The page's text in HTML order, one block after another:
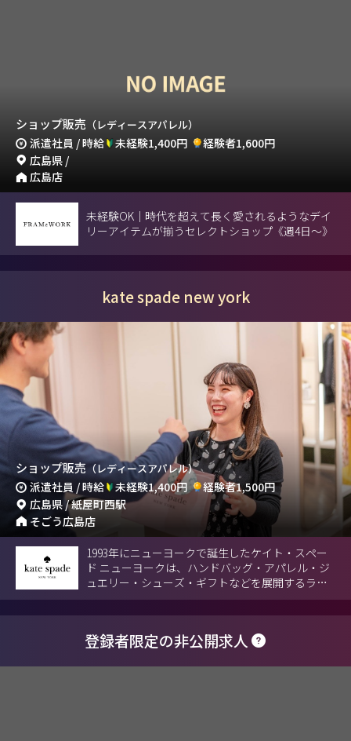
ショップ販売 （レディースアパレル）
派遣社員 / 時給 未経験1,400円
経験者1,600円
広島県 /
広島店
未経験OK｜時代を超えて長く愛されるようなデイ
リーアイテムが揃うセレクトショップ《週4日～》
kate spade new york
ショップ販売 （レディースアパレル）
派遣社員 / 時給 未経験1,400円
経験者1,500円
広島県 / 紙屋町西駅
そごう広島店
1993年にニューヨークで誕生したケイト・スペー
ド ニューヨークは、ハンドバッグ・アパレル・ジ
ュエリー・シューズ・ギフトなどを展開するライ
フスタイルブランドです。
登録者限定の非公開求人